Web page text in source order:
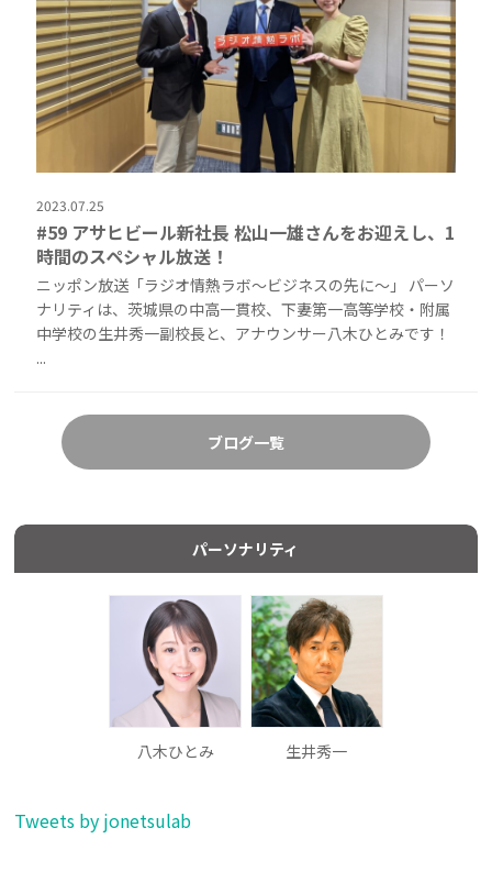
2023.07.25
#59 アサヒビール新社長 松山一雄さんをお迎えし、1
時間のスペシャル放送！
ニッポン放送「ラジオ情熱ラボ〜ビジネスの先に〜」 パーソ
ナリティは、茨城県の中高一貫校、下妻第一高等学校・附属
中学校の生井秀一副校長と、アナウンサー八木ひとみです！
...
ブログ一覧
パーソナリティ
八木ひとみ 生井秀一
Tweets by jonetsulab